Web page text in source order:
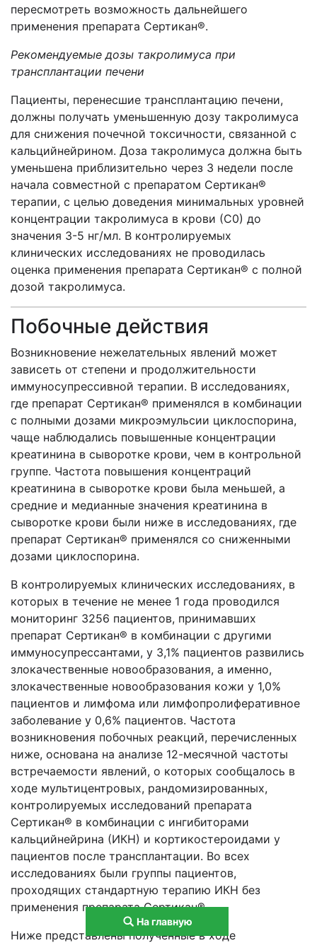
пересмотреть возможность дальнейшего
применения препарата Сертикан®.
Рекомендуемые дозы такролимуса при
трансплантации печени
Пациенты, перенесшие трансплантацию печени,
должны получать уменьшенную дозу такролимуса
для снижения почечной токсичности, связанной с
кальцийнейрином. Доза такролимуса должна быть
уменьшена приблизительно через 3 недели после
начала совместной с препаратом Сертикан®
терапии, с целью доведения минимальных уровней
концентрации такролимуса в крови (С0) до
значения 3-5 нг/мл. В контролируемых
клинических исследованиях не проводилась
оценка применения препарата Сертикан® с полной
дозой такролимуса.
Побочные действия
Возникновение нежелательных явлений может
зависеть от степени и продолжительности
иммуносупрессивной терапии. В исследованиях,
где препарат Сертикан® применялся в комбинации
с полными дозами микроэмульсии циклоспорина,
чаще наблюдались повышенные концентрации
креатинина в сыворотке крови, чем в контрольной
группе. Частота повышения концентраций
креатинина в сыворотке крови была меньшей, а
средние и медианные значения креатинина в
сыворотке крови были ниже в исследованиях, где
препарат Сертикан® применялся со сниженными
дозами циклоспорина.
В контролируемых клинических исследованиях, в
которых в течение не менее 1 года проводился
мониторинг 3256 пациентов, принимавших
препарат Сертикан® в комбинации с другими
иммуносупрессантами, у 3,1% пациентов развились
злокачественные новообразования, а именно,
злокачественные новообразования кожи у 1,0%
пациентов и лимфома или лимфопролиферативное
заболевание у 0,6% пациентов. Частота
возникновения побочных реакций, перечисленных
ниже, основана на анализе 12-месячной частоты
встречаемости явлений, о которых сообщалось в
ходе мультицентровых, рандомизированных,
контролируемых исследований препарата
Сертикан® в комбинации с ингибиторами
кальцийнейрина (ИКН) и кортикостероидами у
пациентов после трансплантации. Во всех
исследованиях были группы пациентов,
проходящих стандартную терапию ИКН без
применения препарата Сертикан®.
Ниже представлены полученные в ходе
На главную